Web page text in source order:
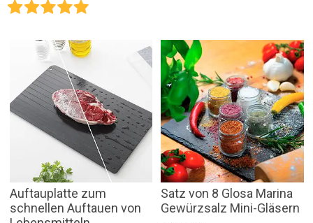
Auftauplatte zum
schnellen Auftauen von
Satz von 8 Glosa Marina
Gewürzsalz Mini-Gläsern